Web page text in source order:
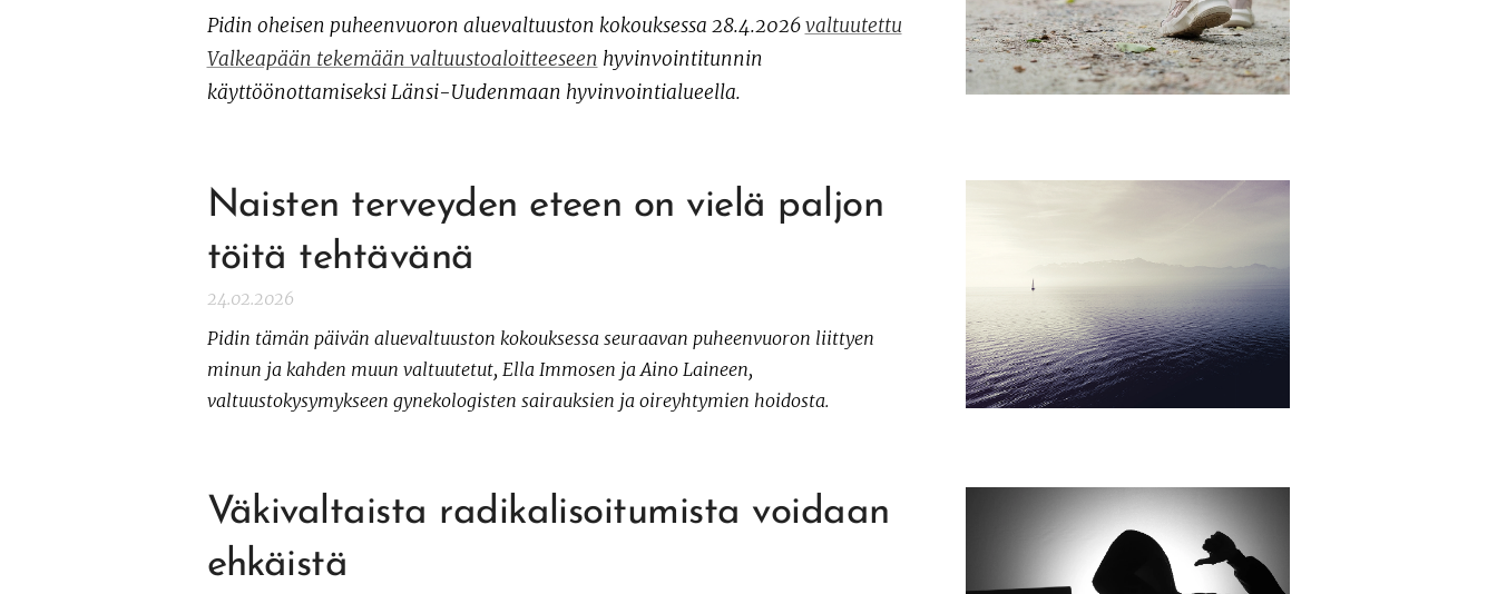
Pidin oheisen puheenvuoron aluevaltuuston kokouksessa 28.4.2026valtuutettu
Valkeapään tekemään valtuustoaloitteeseen hyvinvointitunnin
käyttöönottamiseksi Länsi-Uudenmaan hyvinvointialueella.
Naisten terveyden eteen on vielä paljon
töitä tehtävänä
24.02.2026
Pidin tämän päivän aluevaltuuston kokouksessa seuraavan puheenvuoron liittyen
minun ja kahden muun valtuutetut, Ella Immosen ja Aino Laineen,
valtuustokysymykseen gynekologisten sairauksien ja oireyhtymien hoidosta.
Väkivaltaista radikalisoitumista voidaan
ehkäistä